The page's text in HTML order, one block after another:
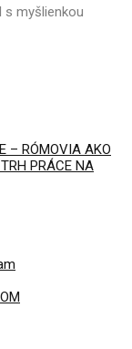
s myšlienkou
– RÓMOVIA AKO
PRÁCE NA